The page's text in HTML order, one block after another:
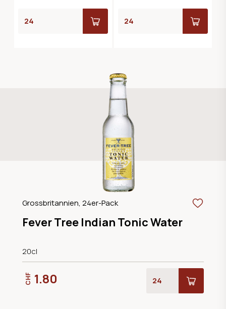
Grossbritannien, 24er-Pack
Fever Tree Indian Tonic Water
20cl
CHF 1.80